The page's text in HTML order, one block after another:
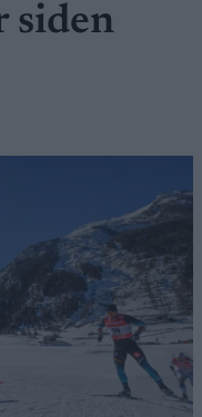
siden